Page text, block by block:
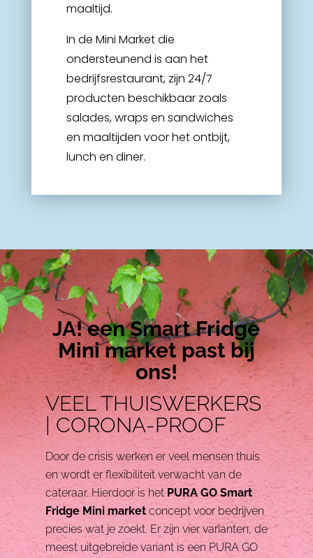
maaltijd.
In de Mini Market die
ondersteunend is aan het
bedrijfsrestaurant, zijn 24/7
producten beschikbaar zoals
salades, wraps en sandwiches
en maaltijden voor het ontbijt,
lunch en diner.
JA! eenSmart Fridge
Mini marketpast bij
ons!
VEEL THUISWERKERS
| CORONA-PROOF
Door de crisis werken er veel mensen thuis
en wordt er flexibiliteit verwacht van de
cateraar. Hierdoor is hetPURA GO Smart
Fridge Mini marketconcept voor bedrijven
precies wat je zoekt. Er zijn vier varianten, de
meest uitgebreide variant is een PURA GO